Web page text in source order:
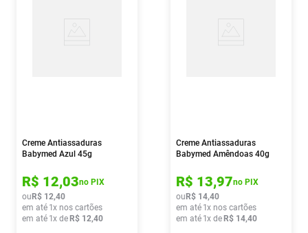
Creme Antiassaduras
Babymed Azul 45g
R$ 12,03no PIX
ou R$ 12,40
em até 1x nos cartões
em até 1x de R$ 12,40
Creme Antiassaduras
Babymed Amêndoas 40g
R$ 13,97no PIX
ou R$ 14,40
em até 1x nos cartões
em até 1x de R$ 14,40